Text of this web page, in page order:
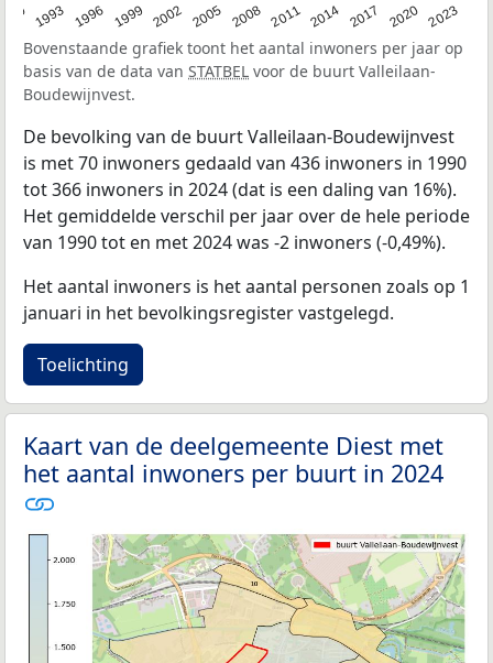
1993 1996 1999 2002 2005 2008 2011 2014 2017 2020 2023
Bovenstaande grafiek toont het aantal inwoners per jaar op
basis van de data van STATBEL voor de buurt Valleilaan-
Boudewijnvest.
De bevolking van de buurt Valleilaan-Boudewijnvest
is met 70 inwoners gedaald van 436 inwoners in 1990
tot 366 inwoners in 2024 (dat is een daling van 16%).
Het gemiddelde verschil per jaar over de hele periode
van 1990 tot en met 2024 was -2 inwoners (-0,49%).
Het aantal inwoners is het aantal personen zoals op 1
januari in het bevolkingsregister vastgelegd.
Toelichting
Kaart van de deelgemeente Diest met
het aantal inwoners per buurt in 2024